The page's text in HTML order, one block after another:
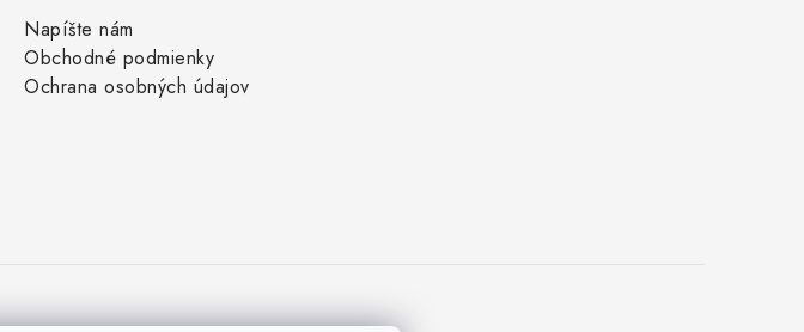
Napíšte nám
Obchodné podmienky
Ochrana osobných údajov